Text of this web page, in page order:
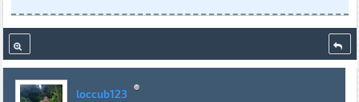
loccub123